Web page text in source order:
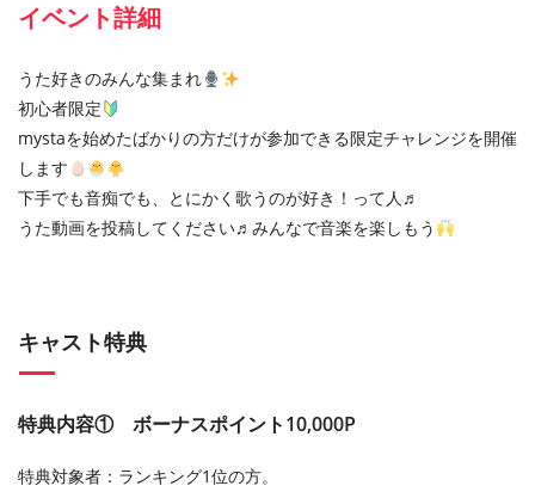
イベント詳細
うた好きのみんな集まれ
初心者限定
mystaを始めたばかりの方だけが参加できる限定チャレンジを開催
します
下手でも音痴でも、とにかく歌うのが好き！って人♬
うた動画を投稿してください♬みんなで音楽を楽しもう
キャスト特典
特典内容① ボーナスポイント10,000P
特典対象者：ランキング1位の方。